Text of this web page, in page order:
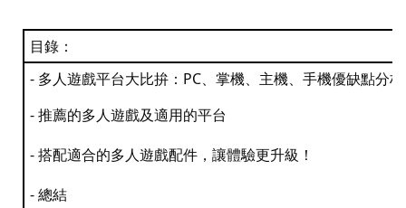
目錄：
- 多人遊戲平台大比拚： PC、掌機、主機、手機優缺點分析
-推薦的多人遊戲及適用的平台
-搭配適合的多人遊戲配件，讓體驗更升級！
-總結